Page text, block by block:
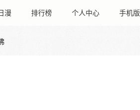
漫 排行榜 个人中心 手机版